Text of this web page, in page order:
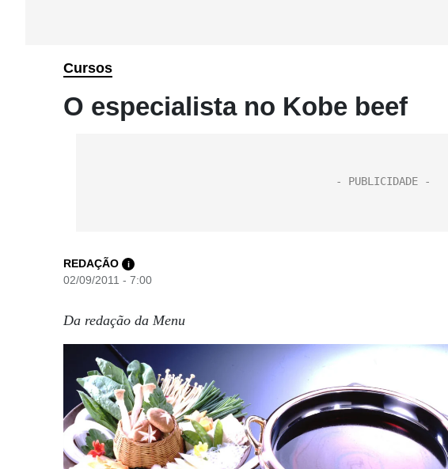
Cursos
O especialista no Kobe beef
REDAÇÃO i
02/09/2011 - 7:00
Da redação da Menu